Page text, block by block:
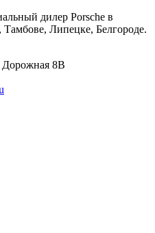
дилер Porsche в
Липецке, Белгороде.
Дорожная 8В